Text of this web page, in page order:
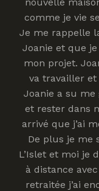
comme je vie
Je me rappelle
Joanie et que
mon projet.
va travailler
Joanie a su
et rester dans
arrivé que j’ai
De plus je me
L’Islet et moi je
à distance
retraitée j’ai